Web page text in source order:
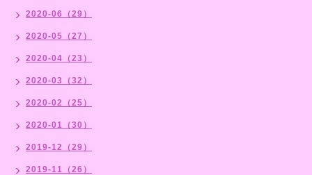
2020-06（29）
2020-05（27）
2020-04（23）
2020-03（32）
2020-02（25）
2020-01（30）
2019-12（29）
2019-11（26）